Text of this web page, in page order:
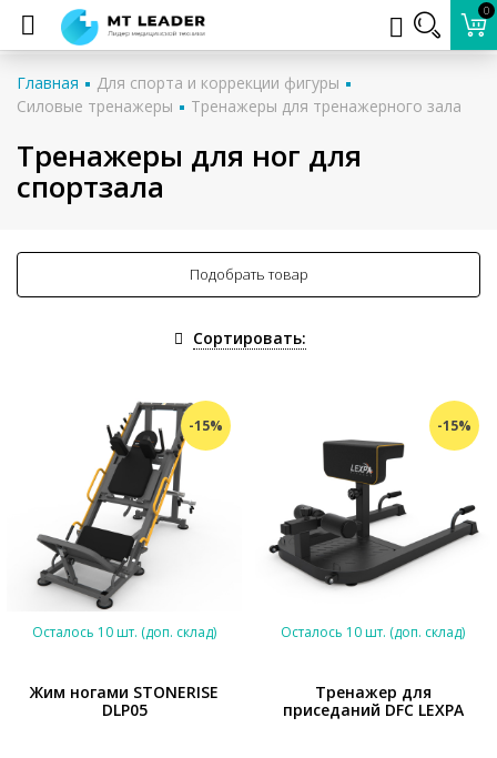
0
Главная
Для спорта и коррекции фигуры
Силовые тренажеры
Тренажеры для тренажерного зала
Тренажеры для ног для
спортзала
Подобрать товар
Сортировать:
-15%
Осталось 10 шт. (доп. склад)
Жим ногами STONERISE
DLP05
-15%
Осталось 10 шт. (доп. склад)
Тренажер для
приседаний DFC LEXPA